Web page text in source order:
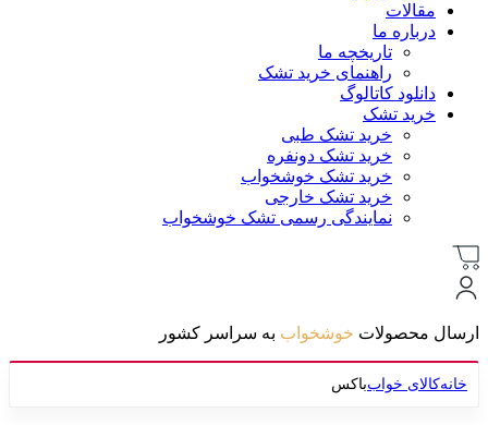
مقالات
درباره ما
تاریخچه ما
راهنمای خرید تشک
دانلود کاتالوگ
خرید تشک
خرید تشک طبی
خرید تشک دونفره
خرید تشک خوشخواب
خرید تشک خارجی
نمایندگی رسمی تشک خوشخواب
ارسال محصولات خوشخواب به سراسر کشور
خانهکالای خوابباکس